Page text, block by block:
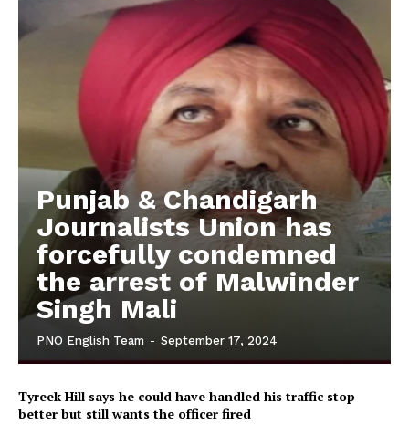
Punjab & Chandigarh
Journalists Union has
forcefully condemned
the arrest of Malwinder
Singh Mali
PNO English Team - September 17, 2024
Tyreek Hill says he could have handled his traffic stop
better but still wants the officer fired